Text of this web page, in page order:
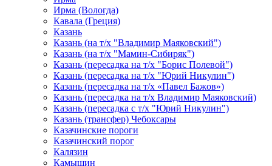
Ирма (Вологда)
Кавала (Греция)
Казань
Казань (на т/х "Владимир Маяковский")
Казань (на т/х "Мамин-Сибиряк")
Казань (пересадка на т/х "Борис Полевой")
Казань (пересадка на т/х "Юрий Никулин")
Казань (пересадка на т/х «Павел Бажов»)
Казань (пересадка на т/х Владимир Маяковский)
Казань (пересадка с т/х "Юрий Никулин")
Казань (трансфер) Чебоксары
Казачинские пороги
Казачинский порог
Калязин
Камышин